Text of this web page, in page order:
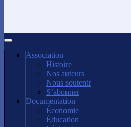
Association
Histoire
Nos auteurs
Nous soutenir
S’abonner
Documentation
Économie
Éducation